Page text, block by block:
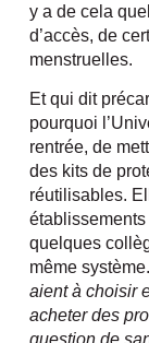
y a de cela
d’accès, de
menstruelles.
Et qui dit
pourquoi
rentrée, de
des kits de
réutilisables.
quelques
même système.
aient à choisir
acheter des
question de